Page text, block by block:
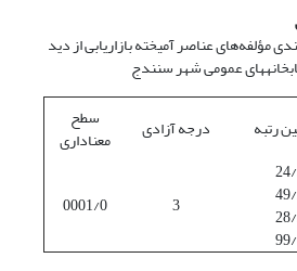
مؤلفه‌های عناصر آمیخته بازاریابی از دید
عمومی شهر سنندج
رتبه درجه آزادی سطح
معنا‌داری
3
0001/0